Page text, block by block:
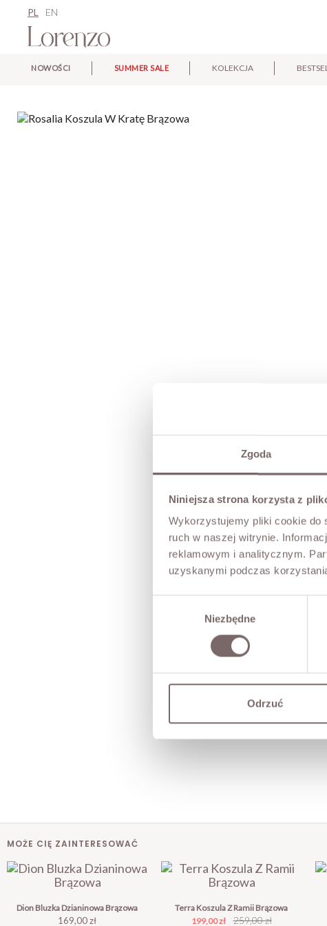
Zgoda
Niniejsza strona korzysta z
Wykorzystujemy pliki cookie do
ruch w naszej witrynie.
reklamowym i analitycznym.
uzyskanymi podczas
Niezbędne
Odrzuć
PL EN
NOWOŚCI SUMMER SALE KOLEKCJA
MOŻE CIĘ ZAINTERESOWAĆ
Dion Bluzka Dzianinowa Brązowa
Cena
169,00 zł
Terra Koszula Z Ramii Brązowa
Cena
199,00 zł Cena
259,00 zł